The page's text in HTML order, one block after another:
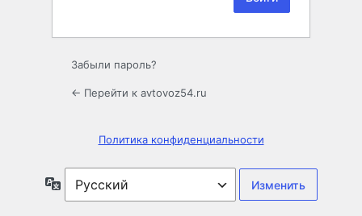
Забыли пароль?
← Перейти к avtovoz54.ru
Политика конфиденциальности
Язык